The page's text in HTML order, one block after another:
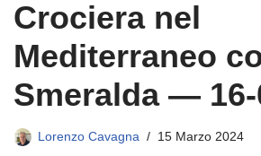
Crociera nel
Mediterraneo
Smeralda — 16-
Lorenzo Cavagna 15 Marzo 2024